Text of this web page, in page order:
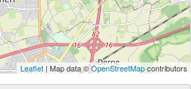
Leaflet | Map data ©OpenStreetMapcontributors